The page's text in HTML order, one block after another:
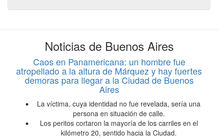
Noticias de Buenos Aires
Caos en Panamericana: un hombre fue
atropellado a la altura de Márquez y hay fuertes
demoras para llegar a la Ciudad de Buenos
Aires
La víctima, cuya identidad no fue revelada, sería una
persona en situación de calle.
Los peritos cortaron la mayoría de los carriles en el
kilómetro 20, sentido hacia la Ciudad.